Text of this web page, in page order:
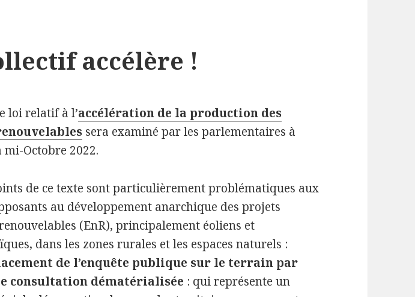
accélère !
loi relatif à l’accélération de la production des
sera examiné par les parlementaires à
Octobre 2022.
de ce texte sont particulièrement problématiques aux
au développement anarchique des projets
(EnR), principalement éoliens et
dans les zones rurales et les espaces naturels :
de l’enquête publique sur le terrain par
consultation dématérialisée : qui représente un